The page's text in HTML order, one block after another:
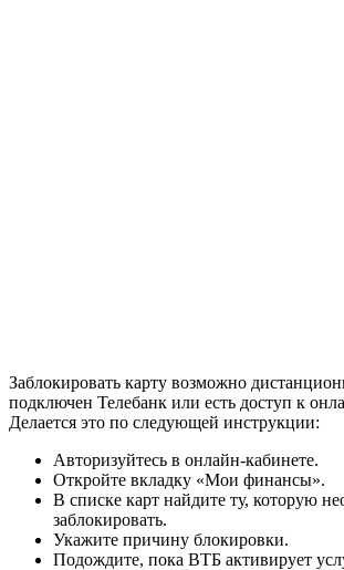
Заблокировать карту возможно
подключен Телебанк или есть доступ к
Делается это по следующей инструкции:
Авторизуйтесь в онлайн-кабинете.
Откройте вкладку «Мои финансы».
В списке карт найдите ту, которую
заблокировать.
Укажите причину блокировки.
Подождите, пока ВТБ активирует